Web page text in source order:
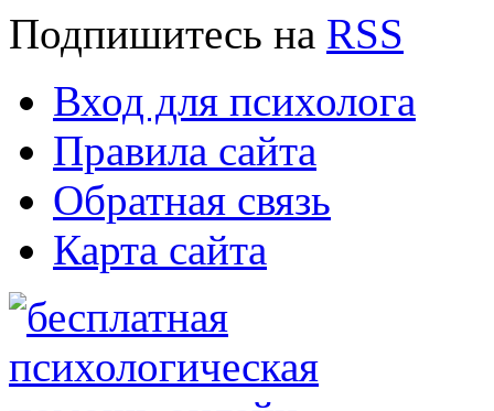
Подпишитесь на RSS
Вход для психолога
Правила сайта
Обратная связь
Карта сайта